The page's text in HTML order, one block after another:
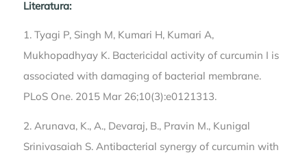
Literatura:
1. Tyagi P, Singh M, Kumari H, Kumari A,
Mukhopadhyay K. Bactericidal activity of curcumin I is
associated with damaging of bacterial membrane.
PLoS One. 2015 Mar 26;10(3):e0121313.
2. Arunava, K., A., Devaraj, B., Pravin M., Kunigal
Srinivasaiah S. Antibacterial synergy of curcumin with